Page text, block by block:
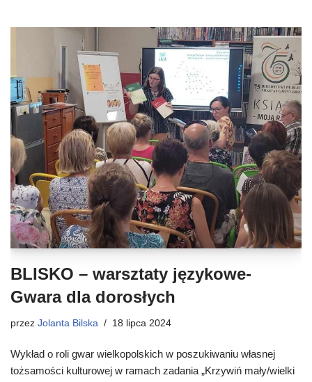
BLISKO – warsztaty językowe-
Gwara dla dorosłych
przez Jolanta Bilska 18 lipca 2024
Wykład o roli gwar wielkopolskich w poszukiwaniu własnej
tożsamości kulturowej w ramach zadania „Krzywiń mały/wielki